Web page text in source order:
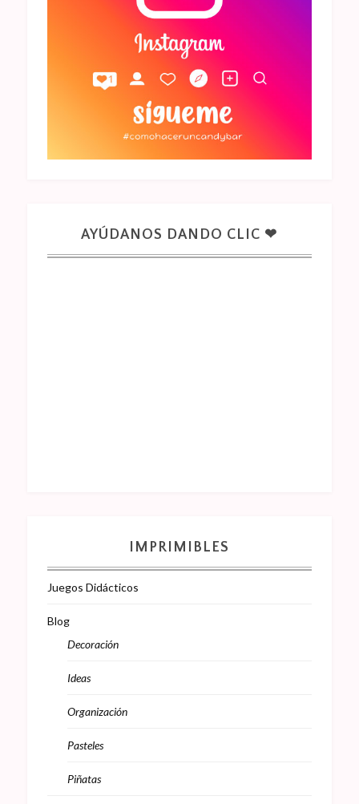
AYÚDANOS DANDO CLIC ❤
IMPRIMIBLES
Juegos Didácticos
Blog
Decoración
Ideas
Organización
Pasteles
Piñatas